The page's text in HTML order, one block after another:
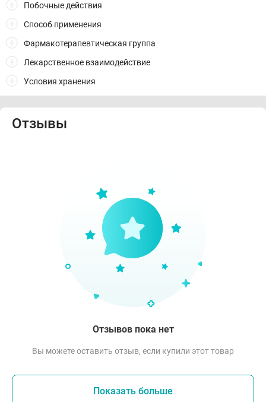
Побочные действия
Способ применения
Фармакотерапевтическая группа
Лекарственное взаимодействие
Условия хранения
Отзывы
Отзывов пока нет
Вы можете оставить отзыв, если купили этот товар
Показать больше